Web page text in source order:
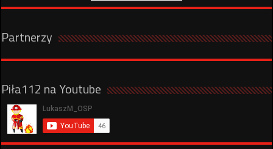
Partnerzy
Piła112 na Youtube